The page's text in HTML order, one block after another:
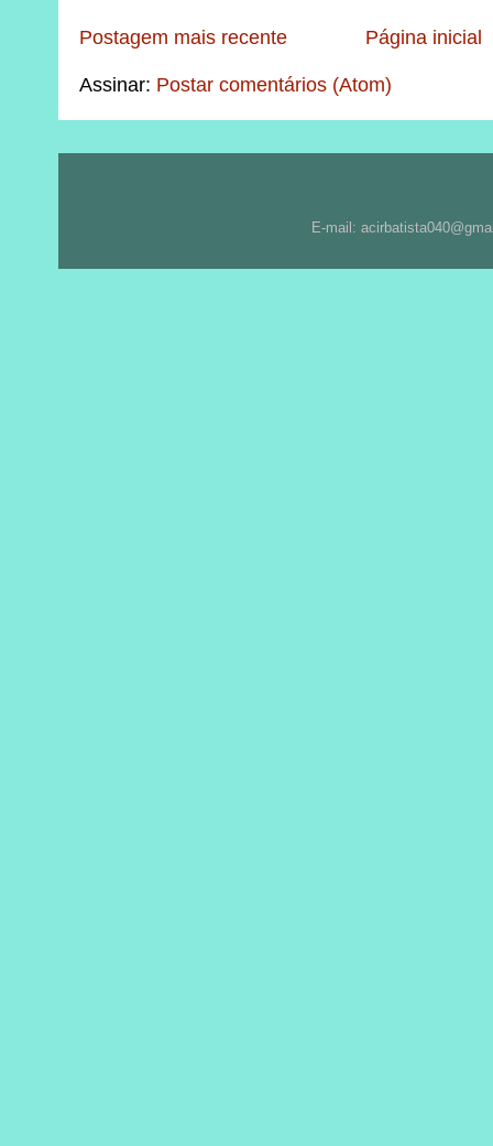
Postagem mais recente Página inicial
Assinar: Postar comentários (Atom)
E-mail: